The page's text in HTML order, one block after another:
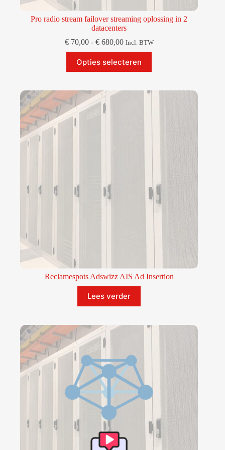
Pro radio stream failover streaming oplossing in 2
datacenters
€70,00 - €680,00Prijsklasse:
€ 70,00
tot
Incl. BTW
Opties selecteren
product
heeft
variaties.
Reclamespots Adswizz AIS Ad Insertion
Lees verder